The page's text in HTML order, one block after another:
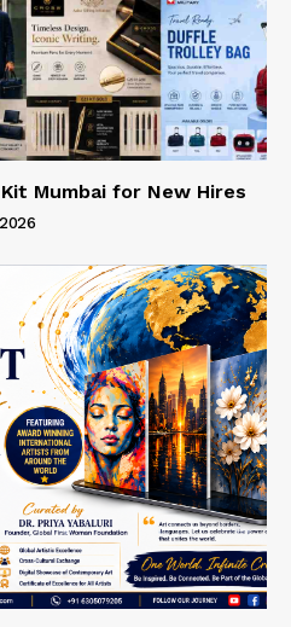
Mumbai for New Hires